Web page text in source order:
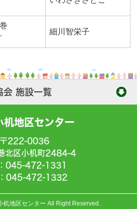
細川智栄子
会 施設一覧
机地区センター
〒222-0036
北区小机町2484-4
045-472-1331
045-472-1332
机地区センター All Right Reserved.